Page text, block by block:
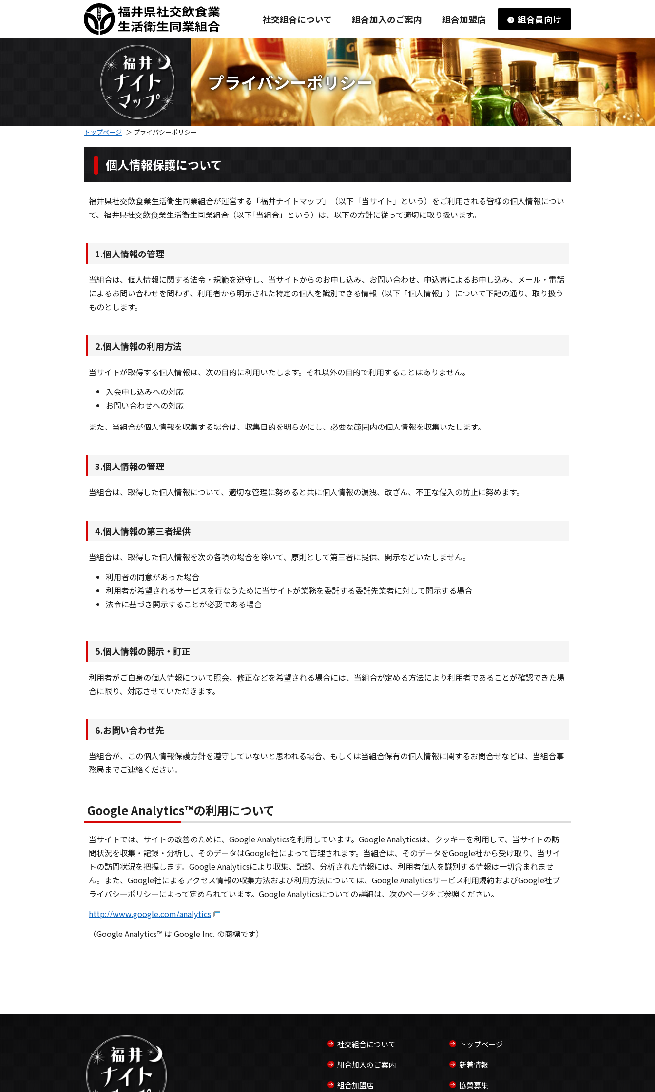
社交組合について 組合加入のご案内 組合加盟店 組合員向け
プライバシーポリシー
トップページ ＞ プライバシーポリシー
個人情報保護について
福井県社交飲食業生活衛生同業組合が運営する「福井ナイトマップ」（以下「当サイト」という）をご利用される皆様の個人情報につい
て、福井県社交飲食業生活衛生同業組合（以下｢当組合」という）は、以下の方針に従って適切に取り扱います。
1.個人情報の管理
当組合は、個人情報に関する法令・規範を遵守し、当サイトからのお申し込み、お問い合わせ、申込書によるお申し込み、メール・電話
によるお問い合わせを問わず、利用者から明示された特定の個人を識別できる情報（以下「個人情報」）について下記の通り、取り扱う
ものとします。
2.個人情報の利用方法
当サイトが取得する個人情報は、次の目的に利用いたします。それ以外の目的で利用することはありません。
入会申し込みへの対応
お問い合わせへの対応
また、当組合が個人情報を収集する場合は、収集目的を明らかにし、必要な範囲内の個人情報を収集いたします。
3.個人情報の管理
当組合は、取得した個人情報について、適切な管理に努めると共に個人情報の漏洩、改ざん、不正な侵入の防止に努めます。
4.個人情報の第三者提供
当組合は、取得した個人情報を次の各項の場合を除いて、原則として第三者に提供、開示などいたしません。
利用者の同意があった場合
利用者が希望されるサービスを行なうために当サイトが業務を委託する委託先業者に対して開示する場合
法令に基づき開示することが必要である場合
5.個人情報の開示・訂正
利用者がご自身の個人情報について照会、修正などを希望される場合には、当組合が定める方法により利用者であることが確認できた場
合に限り、対応させていただきます。
6.お問い合わせ先
当組合が、この個人情報保護方針を遵守していないと思われる場合、もしくは当組合保有の個人情報に関するお問合せなどは、当組合事
務局までご連絡ください。
Google Analytics™の利用について
当サイトでは、サイトの改善のために、Google Analyticsを利用しています。Google Analyticsは、クッキーを利用して、当サイトの訪
問状況を収集・記録・分析し、そのデータはGoogle社によって管理されます。当組合は、そのデータをGoogle社から受け取り、当サイ
トの訪問状況を把握します。Google Analyticsにより収集、記録、分析された情報には、利用者個人を識別する情報は一切含まれませ
ん。また、Google社によるアクセス情報の収集方法および利用方法については、Google Analyticsサービス利用規約およびGoogle社プ
ライバシーポリシーによって定められています。Google Analyticsについての詳細は、次のページをご参照ください。
http://www.google.com/analytics
（Google Analytics™ は Google Inc. の商標です）
社交組合について
組合加入のご案内
組合加盟店
トップページ
新着情報
協賛募集